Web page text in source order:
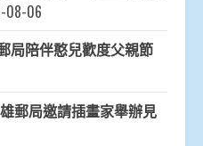
08-06
陪伴憨兒歡度父親節
郵局邀請插畫家舉辦見